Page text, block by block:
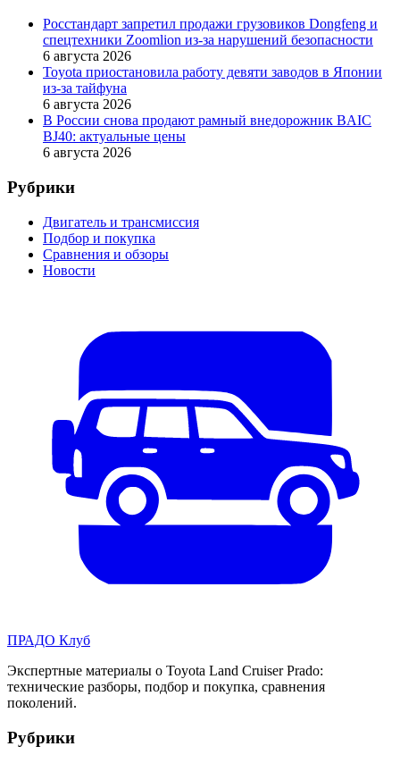
Росстандарт запретил продажи грузовиков Dongfeng и
спецтехники Zoomlion из-за нарушений безопасности
6 августа 2026
Toyota приостановила работу девяти заводов в Японии
из-за тайфуна
6 августа 2026
В России снова продают рамный внедорожник BAIC
BJ40: актуальные цены
6 августа 2026
Рубрики
Двигатель и трансмиссия
Подбор и покупка
Сравнения и обзоры
Новости
ПРАДО Клуб
Экспертные материалы о Toyota Land Cruiser Prado:
технические разборы, подбор и покупка, сравнения
поколений.
Рубрики